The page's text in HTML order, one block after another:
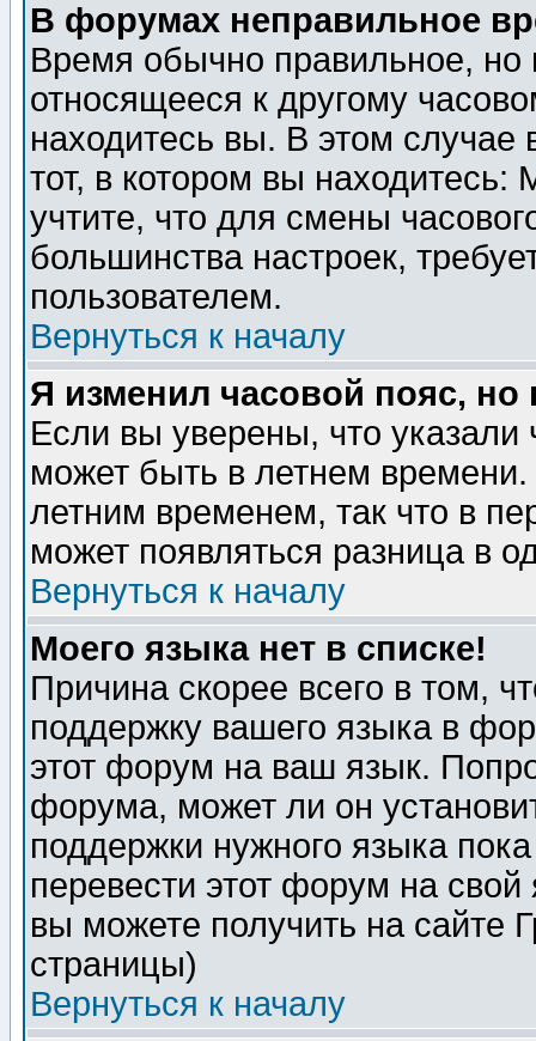
В форумах неправильное
Время обычно правильное,
относящееся к другому
находитесь вы. В этом
тот, в котором вы
учтите, что для смены
большинства настроек,
пользователем.
Вернуться к началу
Я изменил часовой пояс,
Если вы уверены, что указали
может быть в летнем
летним временем, так что в
может появляться разница в
Вернуться к началу
Моего языка нет в списке!
Причина скорее всего в том,
поддержку вашего языка в
этот форум на ваш язык.
форума, может ли он
поддержки нужного языка
перевести этот форум на
вы можете получить на сайте
страницы)
Вернуться к началу